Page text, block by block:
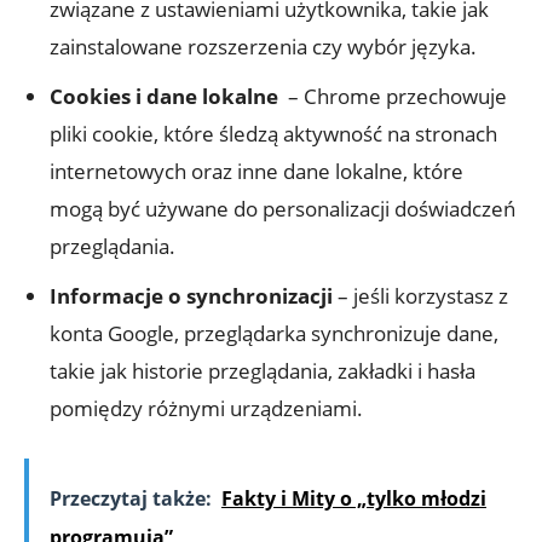
związane z‌ ustawieniami użytkownika, takie jak
zainstalowane rozszerzenia czy wybór języka.
Cookies i dane lokalne ​ – Chrome ‌przechowuje
pliki cookie, które śledzą aktywność na stronach
internetowych oraz inne dane‌ lokalne, które ​
mogą być używane do personalizacji⁣ doświadczeń
przeglądania.
Informacje o synchronizacji – jeśli korzystasz⁣ z
konta Google, przeglądarka synchronizuje‌ dane,​
takie jak⁢ historie przeglądania, ‍zakładki i hasła
pomiędzy różnymi ‍urządzeniami.
Przeczytaj także: Fakty i Mity o „tylko młodzi